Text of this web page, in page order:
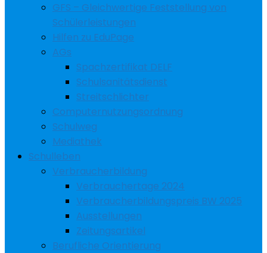
GFS – Gleichwertige Feststellung von
Schülerleistungen
Hilfen zu EduPage
AGs
Spachzertifikat DELF
Schulsanitätsdienst
Streitschlichter
Computernutzungsordnung
Schulweg
Mediathek
Schulleben
Verbraucherbildung
Verbrauchertage 2024
Verbraucherbildungspreis BW 2025
Ausstellungen
Zeitungsartikel
Berufliche Orientierung